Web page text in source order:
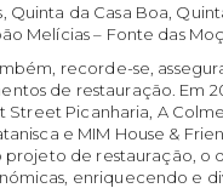
da Casa Boa,
Melícias – Fonte das
recorde-se,
de restauração. Em
Picanharia, A
e MIM House &
de restauração, o
enriquecendo e